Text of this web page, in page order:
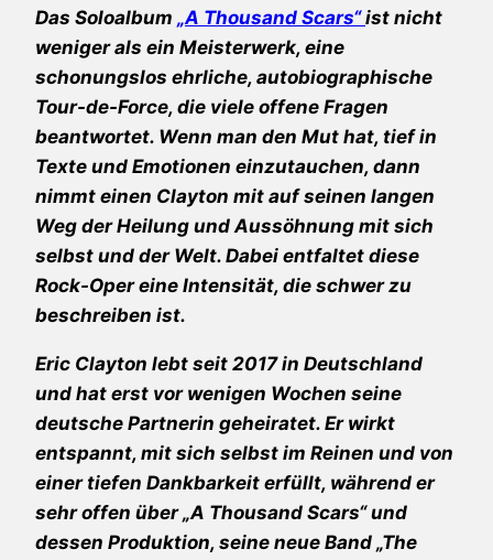
Das Soloalbum „A Thousand Scars“ist nicht
weniger als ein Meisterwerk, eine
schonungslos ehrliche, autobiographische
Tour-de-Force, die viele offene Fragen
beantwortet. Wenn man den Mut hat, tief in
Texte und Emotionen einzutauchen, dann
nimmt einen Clayton mit auf seinen langen
Weg der Heilung und Aussöhnung mit sich
selbst und der Welt. Dabei entfaltet diese
Rock-Oper eine Intensität, die schwer zu
beschreiben ist.
Eric Clayton lebt seit 2017 in Deutschland
und hat erst vor wenigen Wochen seine
deutsche Partnerin geheiratet. Er wirkt
entspannt, mit sich selbst im Reinen und von
einer tiefen Dankbarkeit erfüllt, während er
sehr offen über „A Thousand Scars“ und
dessen Produktion, seine neue Band „The